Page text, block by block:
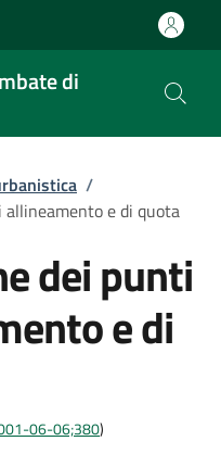
di
/
e di quota
dei punti
e di
06-06;380)